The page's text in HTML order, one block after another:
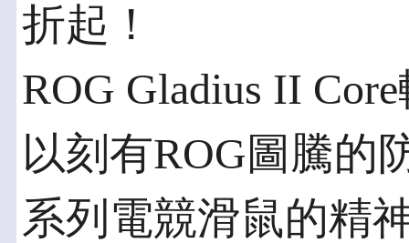
折起！
ROG Gladius II
以刻有ROG圖騰的
系列電競滑鼠的精